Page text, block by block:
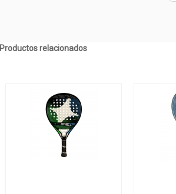
Productos relacionados